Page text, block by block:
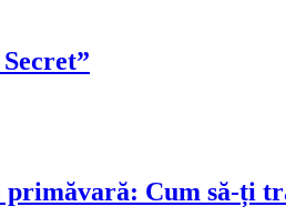
Cum să-ți